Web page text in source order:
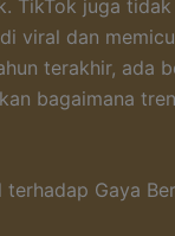
TikTok juga
viral dan
terakhir, ada
bagaimana
terhadap Gaya